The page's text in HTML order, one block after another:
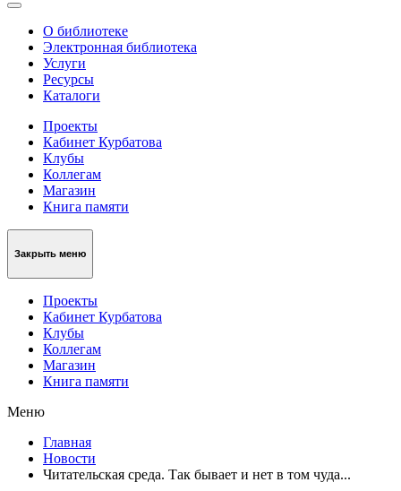
О библиотеке
Электронная библиотека
Услуги
Ресурсы
Каталоги
Проекты
Кабинет Курбатова
Клубы
Коллегам
Магазин
Книга памяти
Закрыть меню
Проекты
Кабинет Курбатова
Клубы
Коллегам
Магазин
Книга памяти
Меню
Главная
Новости
Читательская среда. Так бывает и нет в том чуда...